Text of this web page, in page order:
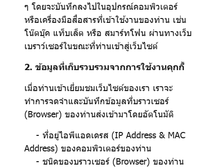
ๆ โดยจะบันทึกลงไปในอุปกรณ์คอมพิวเตอร์
หรือเครื่องมือสื่อสารที่เข้าใช้งานของท่าน เช่น
โน๊ตบุ๊ค แท็บเล็ต หรือ สมาร์ทโฟน ผ่านทางเว็บ
เบราว์เซอร์ในขณะที่ท่านเข้าสู่เว็บไซต์
2. ข้อมูลที่เก็บรวบรวมจากการใช้งานคุกกี้
เมื่อท่านเข้าเยี่ยมชมเว็บไซต์ของเรา เราจะ
ทำการจดจำและบันทึกข้อมูลที่บราวเซอร์
(Browser) ของท่านส่งเข้ามาโดยอัตโนมัติ
- ที่อยู่ไอพีแอดเดรส (IP Address & MAC
Address) ของคอมพิวเตอร์ของท่าน
- ชนิดของบราวเซอร์ (Browser) ของท่าน